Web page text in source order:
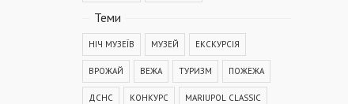
Теми
НІЧ МУЗЕЇВ МУЗЕЙ ЕКСКУРСІЯ
ВРОЖАЙ ВЕЖА ТУРИЗМ ПОЖЕЖА
ДСНС КОНКУРС MARIUPOL CLASSIC